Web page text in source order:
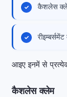
कैशलेस
आइए इनमें से
कैशलेस क्लेम